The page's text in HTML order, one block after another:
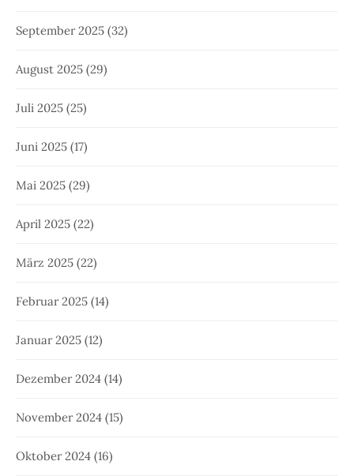
September 2025 (32)
August 2025 (29)
Juli 2025 (25)
Juni 2025 (17)
Mai 2025 (29)
April 2025 (22)
März 2025 (22)
Februar 2025 (14)
Januar 2025 (12)
Dezember 2024 (14)
November 2024 (15)
Oktober 2024 (16)